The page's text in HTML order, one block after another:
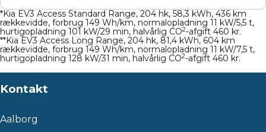
*Kia EV3 Access Standard Range, 204 hk, 58,3 kWh, 436 km
rækkevidde, forbrug 149 Wh/km, normalopladning 11 kW/5,5 t,
hurtigopladning 101 kW/29 min, halvårlig CO2-afgift 460 kr.
**Kia EV3 Access Long Range, 204 hk, 81,4 kWh, 604 km
rækkevidde, forbrug 149 Wh/km, normalopladning 11 kW/7,5 t,
hurtigopladning 128 kW/31 min, halvårlig CO2-afgift 460 kr.
Kontakt
Aalborg